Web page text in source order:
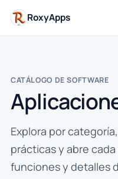
RoxyApps
CATÁLOGO DE SOFTWARE
Explora por
prácticas y abre
funciones y detalles